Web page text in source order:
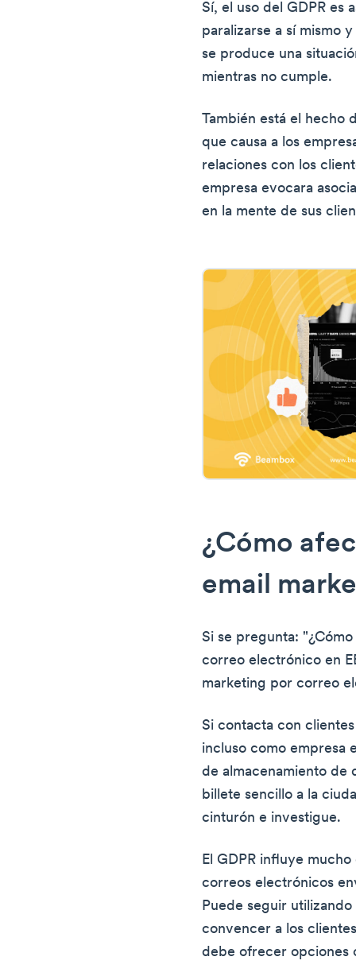
Sí, el uso del GDPR es
paralizarse a sí mismo
se produce una
mientras no cumple.
También está el hecho
que causa a los
relaciones con los
empresa evocara
en la mente de sus
¿Cómo
email
Si se pregunta:
correo electrónico en
marketing por correo
Si contacta con
incluso como empresa
de almacenamiento de
billete sencillo a la
cinturón e investigue.
El GDPR influye
correos electrónicos
Puede seguir utilizando
convencer a los
debe ofrecer opciones